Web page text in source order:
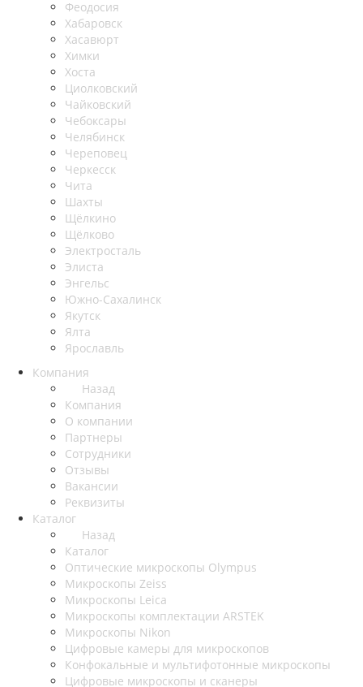
Феодосия
Хабаровск
Хасавюрт
Химки
Хоста
Циолковский
Чайковский
Чебоксары
Челябинск
Череповец
Черкесск
Чита
Шахты
Щёлкино
Щёлково
Электросталь
Элиста
Энгельс
Южно-Сахалинск
Якутск
Ялта
Ярославль
Компания
Назад
Компания
О компании
Партнеры
Сотрудники
Отзывы
Вакансии
Реквизиты
Каталог
Назад
Каталог
Оптические микроскопы Olympus
Микроскопы Zeiss
Микроскопы Leica
Микроскопы комплектации ARSTEK
Микроскопы Nikon
Цифровые камеры для микроскопов
Конфокальные и мультифотонные микроскопы
Цифровые микроскопы и сканеры